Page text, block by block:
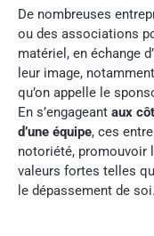
De nombreuses
ou des associations
matériel, en échange
leur image,
qu’on appelle le
En s’engageant aux
d’une équipe, ces
notoriété, promouvoir
valeurs fortes telles
le dépassement de soi.